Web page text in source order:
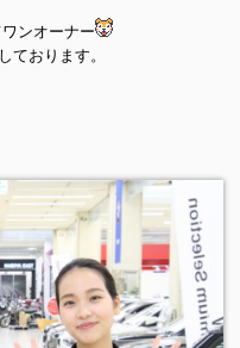
ンオーナー
ております。